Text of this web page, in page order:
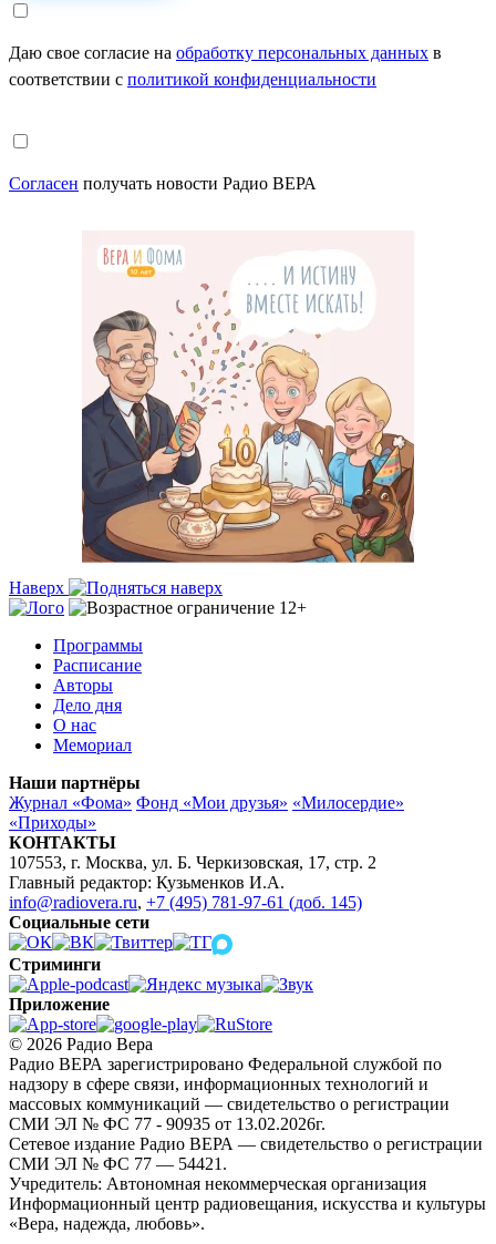
Даю свое согласие на обработку персональных данных в
соответствии с политикой конфиденциальности
Согласен получать новости Радио ВЕРА
Наверх
Программы
Расписание
Авторы
Дело дня
О нас
Мемориал
Наши партнёры
Журнал «Фома» Фонд «Мои друзья» «Милосердие»
«Приходы»
КОНТАКТЫ
107553, г. Москва, ул. Б. Черкизовская, 17, стр. 2
Главный редактор: Кузьменков И.А.
info@radiovera.ru, +7 (495) 781-97-61 (доб. 145)
Социальные сети
Стриминги
Приложение
© 2026 Радио Вера
Радио ВЕРА зарегистрировано Федеральной службой по
надзору в сфере связи, информационных технологий и
массовых коммуникаций — свидетельство о регистрации
СМИ ЭЛ № ФС 77 - 90935 от 13.02.2026г.
Сетевое издание Радио ВЕРА — свидетельство о регистрации
СМИ ЭЛ № ФС 77 — 54421.
Учредитель: Автономная некоммерческая организация
Информационный центр радиовещания, искусства и культуры
«Вера, надежда, любовь».